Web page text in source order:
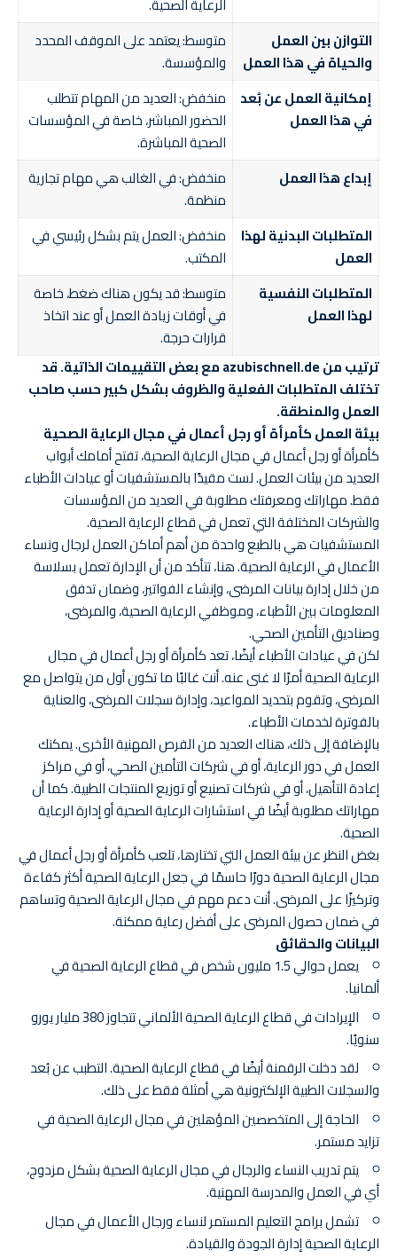
التوازن بين العمل
والحياة في هذا العمل
متوسط: يعتمد على الموقف المحدد
والمؤسسة.
إمكانية العمل عن بُعد
في هذا العمل
منخفض: العديد من المهام تتطلب
الحضور المباشر، خاصة في المؤسسات
الصحية المباشرة.
إبداع هذا العمل
منخفض: في الغالب هي مهام تجارية
منظمة.
المتطلبات البدنية لهذا
العمل
منخفض: العمل يتم بشكل رئيسي في
المكتب.
المتطلبات النفسية
لهذا العمل
متوسط: قد يكون هناك ضغط، خاصة
في أوقات زيادة العمل أو عند اتخاذ
قرارات حرجة.
ترتيب من azubischnell.de مع بعض التقييمات الذاتية. قد
تختلف المتطلبات الفعلية والظروف بشكل كبير حسب صاحب
العمل والمنطقة.
بيئة العمل كأمرأة أو رجل أعمال في مجال الرعاية الصحية
كأمرأة أو رجل أعمال في مجال الرعاية الصحية، تفتح أمامك أبواب
العديد من بيئات العمل. لست مقيدًا بالمستشفيات أو عيادات الأطباء
فقط. مهاراتك ومعرفتك مطلوبة في العديد من المؤسسات
والشركات المختلفة التي تعمل في قطاع الرعاية الصحية.
المستشفيات هي بالطبع واحدة من أهم أماكن العمل لرجال ونساء
الأعمال في الرعاية الصحية. هنا، تتأكد من أن الإدارة تعمل بسلاسة
من خلال إدارة بيانات المرضى، وإنشاء الفواتير، وضمان تدفق
المعلومات بين الأطباء، وموظفي الرعاية الصحية، والمرضى،
وصناديق التأمين الصحي.
لكن في عيادات الأطباء أيضًا، تعد كأمرأة أو رجل أعمال في مجال
الرعاية الصحية أمرًا لا غنى عنه. أنت غالبًا ما تكون أول من يتواصل مع
المرضى، وتقوم بتحديد المواعيد، وإدارة سجلات المرضى، والعناية
بالفوترة لخدمات الأطباء.
بالإضافة إلى ذلك، هناك العديد من الفرص المهنية الأخرى. يمكنك
العمل في دور الرعاية، أو في شركات التأمين الصحي، أو في مراكز
إعادة التأهيل، أو في شركات تصنيع أو توزيع المنتجات الطبية. كما أن
مهاراتك مطلوبة أيضًا في استشارات الرعاية الصحية أو إدارة الرعاية
الصحية.
بغض النظر عن بيئة العمل التي تختارها، تلعب كأمرأة أو رجل أعمال في
مجال الرعاية الصحية دورًا حاسمًا في جعل الرعاية الصحية أكثر كفاءة
وتركيزًا على المرضى. أنت دعم مهم في مجال الرعاية الصحية وتساهم
في ضمان حصول المرضى على أفضل رعاية ممكنة.
البيانات والحقائق
يعمل حوالي 1.5 مليون شخص في قطاع الرعاية الصحية في
ألمانيا.
الإيرادات في قطاع الرعاية الصحية الألماني تتجاوز 380 مليار يورو
سنويًا.
لقد دخلت الرقمنة أيضًا في قطاع الرعاية الصحية. التطبب عن بُعد
والسجلات الطبية الإلكترونية هي أمثلة فقط على ذلك.
الحاجة إلى المتخصصين المؤهلين في مجال الرعاية الصحية في
تزايد مستمر.
يتم تدريب النساء والرجال في مجال الرعاية الصحية بشكل مزدوج،
أي في العمل والمدرسة المهنية.
تشمل برامج التعليم المستمر لنساء ورجال الأعمال في مجال
الرعاية الصحية إدارة الجودة والقيادة.